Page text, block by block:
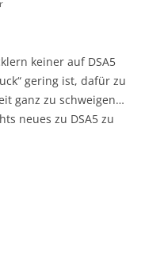
keiner auf DSA5
gering ist, dafür zu
ganz zu schweigen…
neues zu DSA5 zu